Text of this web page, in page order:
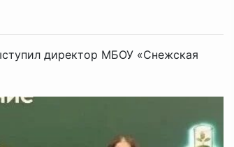
директор МБОУ «Снежская